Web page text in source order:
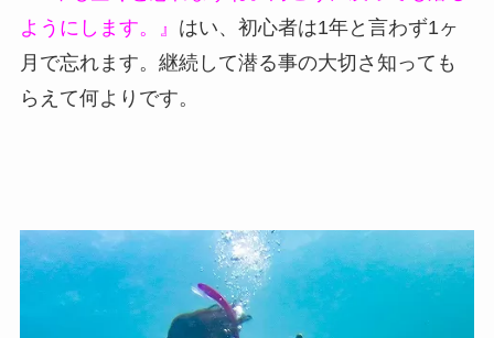
ようにします。』 はい、初心者は1年と言わず1ヶ
月で忘れます。継続して潜る事の大切さ知っても
らえて何よりです。